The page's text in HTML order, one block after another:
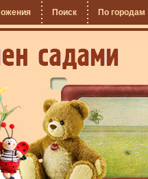
Поиск По городам